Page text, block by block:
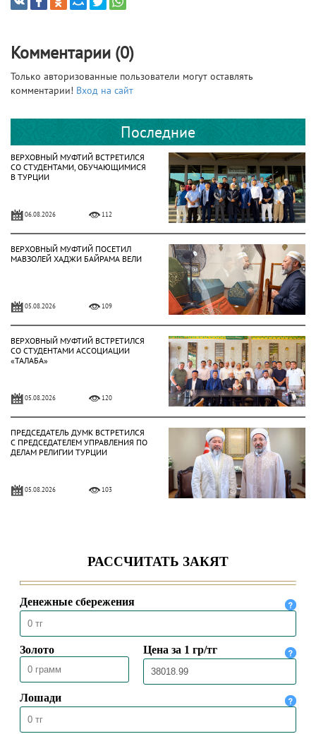
Комментарии (0)
Только авторизованные пользователи могут оставлять
комментарии! Вход на сайт
Последние
ВЕРХОВНЫЙ МУФТИЙ ВСТРЕТИЛСЯ
СО СТУДЕНТАМИ, ОБУЧАЮЩИМИСЯ
В ТУРЦИИ
06.08.2026 112
ВЕРХОВНЫЙ МУФТИЙ ПОСЕТИЛ
МАВЗОЛЕЙ ХАДЖИ БАЙРАМА ВЕЛИ
05.08.2026 109
ВЕРХОВНЫЙ МУФТИЙ ВСТРЕТИЛСЯ
СО СТУДЕНТАМИ АССОЦИАЦИИ
«ТАЛАБА»
05.08.2026 120
ПРЕДСЕДАТЕЛЬ ДУМК ВСТРЕТИЛСЯ
С ПРЕДСЕДАТЕЛЕМ УПРАВЛЕНИЯ ПО
ДЕЛАМ РЕЛИГИИ ТУРЦИИ
05.08.2026 103
04.08.2026 119
ПРЕДСЕДАТЕЛЬ ДУМК ВЫСТУПИЛ С
ПЯТНИЧНОЙ ПРОПОВЕДЬЮ В
МЕЧЕТИ «НҰРСҰЛТАН»
31.07.2026